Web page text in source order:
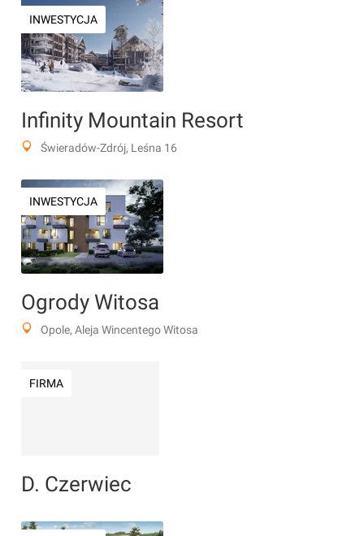
INWESTYCJA
Infinity Mountain Resort
Świeradów-Zdrój, Leśna 16
INWESTYCJA
Ogrody Witosa
Opole, Aleja Wincentego Witosa
FIRMA
D. Czerwiec